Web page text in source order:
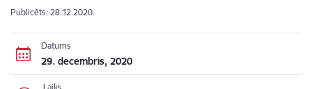
Publicēts: 28.12.2020.
Datums
29. decembris, 2020
Laiks